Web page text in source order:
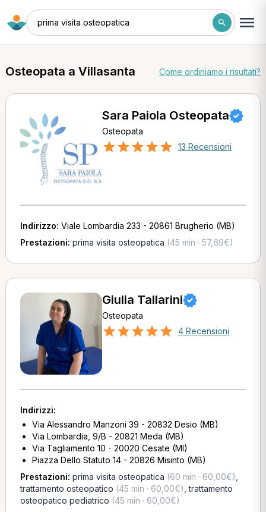
prima visita osteopatica
Osteopata a Villasanta Come ordiniamo i risultati?
Sara Paiola Osteopata
Osteopata
13 Recensioni
Indirizzo: Viale Lombardia 233 - 20861 Brugherio (MB)
Prestazioni: prima visita osteopatica (45 min · 57,69€)
Giulia Tallarini
Osteopata
4 Recensioni
Indirizzi:
Via Alessandro Manzoni 39 - 20832 Desio (MB)
Via Lombardia, 9/B - 20821 Meda (MB)
Via Tagliamento 10 - 20020 Cesate (MI)
Piazza Dello Statuto 14 - 20826 Misinto (MB)
Prestazioni: prima visita osteopatica (60 min · 60,00€)
trattamento osteopatico (45 min · 60,00€) ,trattamento
osteopatico pediatrico (45 min · 60,00€)